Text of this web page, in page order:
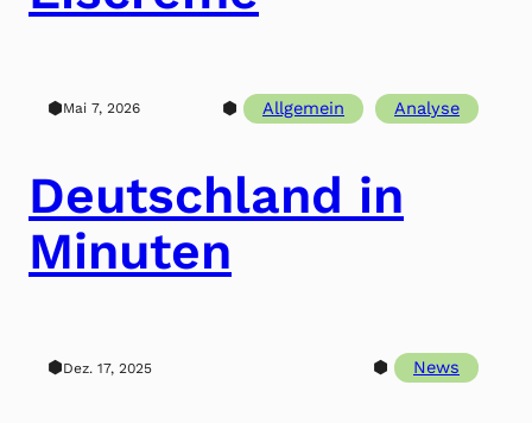
⬢Mai 7, 2026 ⬢ Allgemein Analyse
Deutschland in
Minuten
⬢Dez. 17, 2025 ⬢ News